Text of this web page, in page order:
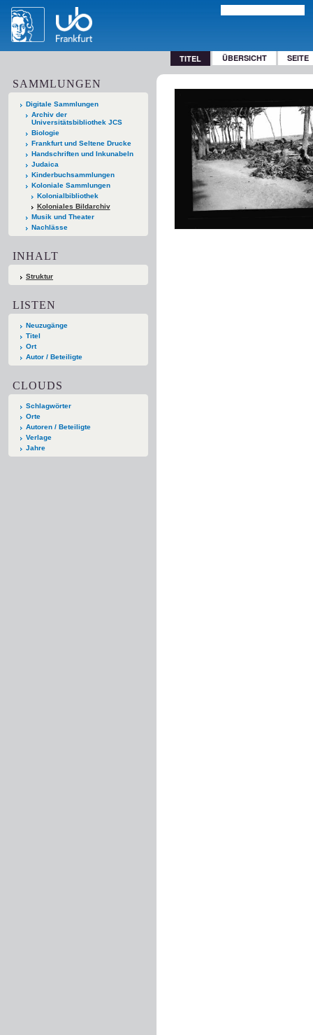
TITEL ÜBERSICHT SEITE
SAMMLUNGEN
Digitale Sammlungen
Archiv der
Universitätsbibliothek JCS
Biologie
Frankfurt und Seltene Drucke
Handschriften und Inkunabeln
Judaica
Kinderbuchsammlungen
Koloniale Sammlungen
Kolonialbibliothek
Koloniales Bildarchiv
Musik und Theater
Nachlässe
INHALT
Struktur
LISTEN
Neuzugänge
Titel
Ort
Autor / Beteiligte
CLOUDS
Schlagwörter
Orte
Autoren / Beteiligte
Verlage
Jahre